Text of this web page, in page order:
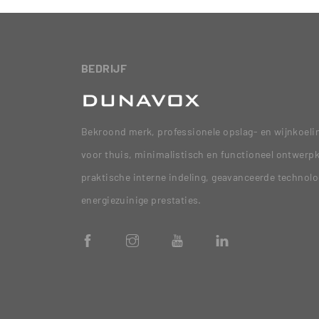
BEDRIJF
Bekroond merk, professionele opslag- en
voor thuis, minimalistisch en functioneel
praktische interne indeling, geavanceerde
energiezuinige prestaties.